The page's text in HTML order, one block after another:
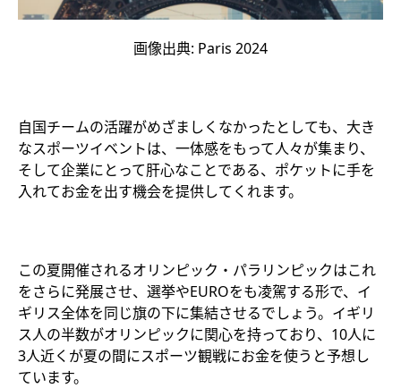
画像出典: Paris 2024
自国チームの活躍がめざましくなかったとしても、大き
なスポーツイベントは、一体感をもって人々が集まり、
そして企業にとって肝心なことである、ポケットに手を
入れてお金を出す機会を提供してくれます。
この夏開催されるオリンピック・パラリンピックはこれ
をさらに発展させ、選挙やEUROをも凌駕する形で、イ
ギリス全体を同じ旗の下に集結させるでしょう。イギリ
ス人の半数がオリンピックに関心を持っており、10人に
3人近くが夏の間にスポーツ観戦にお金を使うと予想し
ています。